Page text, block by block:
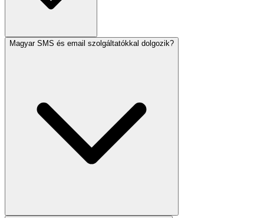
Magyar SMS és email szolgáltatókkal dolgozik?